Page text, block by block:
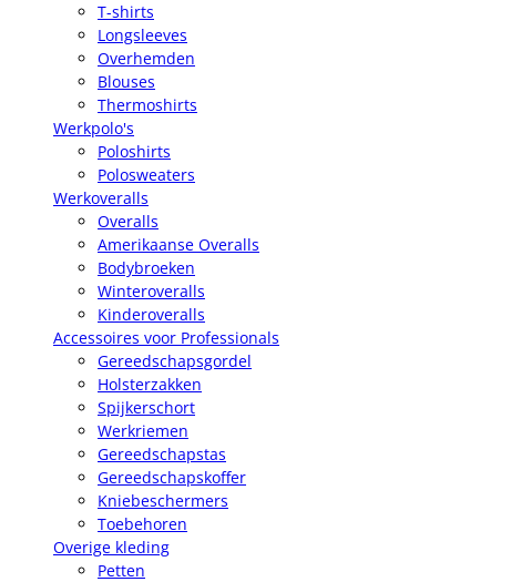
T-shirts
Longsleeves
Overhemden
Blouses
Thermoshirts
Werkpolo's
Poloshirts
Polosweaters
Werkoveralls
Overalls
Amerikaanse Overalls
Bodybroeken
Winteroveralls
Kinderoveralls
Accessoires voor Professionals
Gereedschapsgordel
Holsterzakken
Spijkerschort
Werkriemen
Gereedschapstas
Gereedschapskoffer
Kniebeschermers
Toebehoren
Overige kleding
Petten